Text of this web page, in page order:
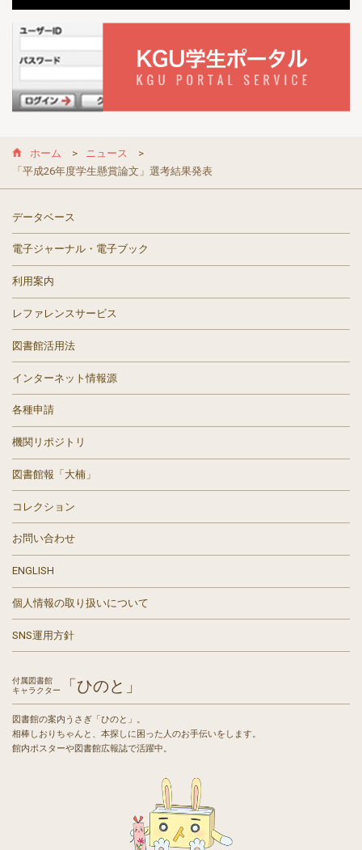
ホーム
ニュース
「平成26年度学生懸賞論文」選考結果発表
データベース
電子ジャーナル・電子ブック
利用案内
レファレンスサービス
図書館活用法
インターネット情報源
各種申請
機関リポジトリ
図書館報「大楠」
コレクション
お問い合わせ
ENGLISH
個人情報の取り扱いについて
SNS運用方針
付属図書館
キャラクター
「ひのと」
図書館の案内うさぎ「ひのと」。
相棒しおりちゃんと、本探しに困った人のお手伝いをします。
館内ポスターや図書館広報誌で活躍中。